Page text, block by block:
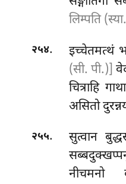
लिम्पति
२५४. इच्चेतमत्थं
(सी. पी.)]
चित्राहि
असितो
२५५. सुत्वान
नीचमनो